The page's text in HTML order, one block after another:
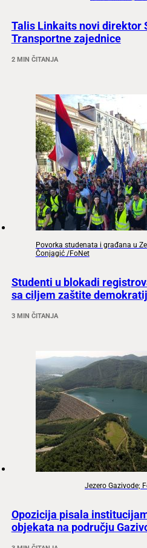
Talis Linkaits novi direktor
Transportne zajednice
2 MIN ČITANJA
Povorka studenata i građana u
Čonjagić /FoNet
Studenti u blokadi
sa ciljem zaštite
3 MIN ČITANJA
Jezero Gazivode;
Opozicija pisala
objekata na području